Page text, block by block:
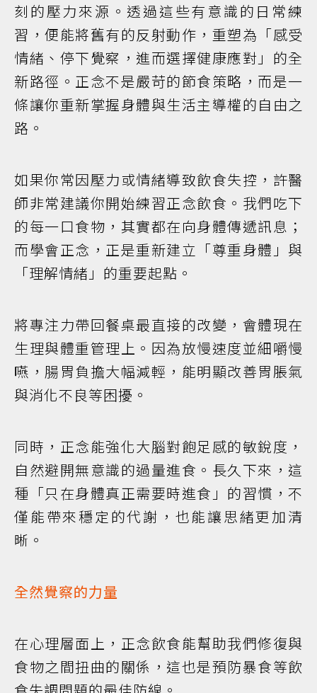
刻的壓力來源。透過這些有意識的日常練
習，便能將舊有的反射動作，重塑為「感受
情緒、停下覺察，進而選擇健康應對」的全
新路徑。正念不是嚴苛的節食策略，而是一
條讓你重新掌握身體與生活主導權的自由之
路。
如果你常因壓力或情緒導致飲食失控，許醫
師非常建議你開始練習正念飲食。我們吃下
的每一口食物，其實都在向身體傳遞訊息；
而學會正念，正是重新建立「尊重身體」與
「理解情緒」的重要起點。
將專注力帶回餐桌最直接的改變，會體現在
生理與體重管理上。因為放慢速度並細嚼慢
嚥，腸胃負擔大幅減輕，能明顯改善胃脹氣
與消化不良等困擾。
同時，正念能強化大腦對飽足感的敏銳度，
自然避開無意識的過量進食。長久下來，這
種「只在身體真正需要時進食」的習慣，不
僅能帶來穩定的代謝，也能讓思緒更加清
晰。
全然覺察的力量
在心理層面上，正念飲食能幫助我們修復與
食物之間扭曲的關係，這也是預防暴食等飲